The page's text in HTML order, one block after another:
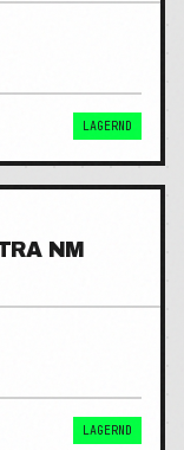
LAGERND
NM
LAGERND